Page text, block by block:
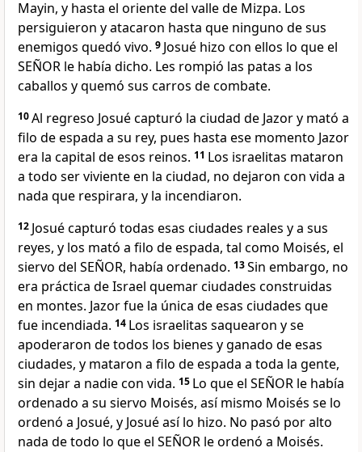
Mayin, y hasta el oriente del valle de Mizpa. Los
persiguieron y atacaron hasta que ninguno de sus
enemigos quedó vivo. 9 Josué hizo con ellos lo que el
SEÑOR le había dicho. Les rompió las patas a los
caballos y quemó sus carros de combate.
10Al regreso Josué capturó la ciudad de Jazor y mató a
filo de espada a su rey, pues hasta ese momento Jazor
era la capital de esos reinos. 11 Los israelitas mataron
a todo ser viviente en la ciudad, no dejaron con vida a
nada que respirara, y la incendiaron.
12 Josué capturó todas esas ciudades reales y a sus
reyes, y los mató a filo de espada, tal como Moisés, el
siervo del SEÑOR, había ordenado. 13Sin embargo, no
era práctica de Israel quemar ciudades construidas
en montes. Jazor fue la única de esas ciudades que
fue incendiada. 14 Los israelitas saquearon y se
apoderaron de todos los bienes y ganado de esas
ciudades, y mataron a filo de espada a toda la gente,
sin dejar a nadie con vida. 15 Lo que el SEÑOR le había
ordenado a su siervo Moisés, así mismo Moisés se lo
ordenó a Josué, y Josué así lo hizo. No pasó por alto
nada de todo lo que el SEÑOR le ordenó a Moisés.